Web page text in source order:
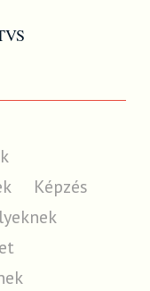
Képzés